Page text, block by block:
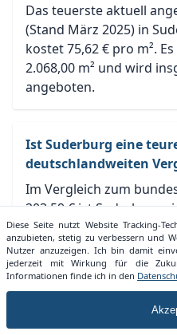
Das teuerste aktuell
(Stand März 2025) in
kostet 75,62 € pro m².
2.068,00 m² und wird
angeboten.
Ist Suderburg eine
deutschlandweiten
Im Vergleich zum
203,59 € ist Suderburg
Bezug auf die
Allerdings sollte man
Niedersachsen
günstiger als der
Grundstückspreis von
Diese Seite nutzt Website Tracking-
anzubieten, stetig zu verbessern und
Nutzer anzuzeigen. Ich bin damit
jederzeit mit Wirkung für die
Informationen finde ich in den